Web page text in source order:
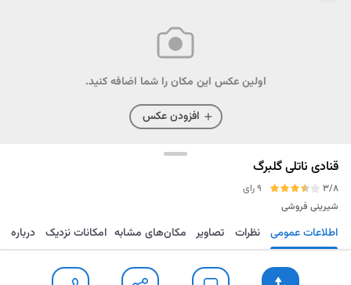
اولین عکس این مکان را شما اضافه کنید.
افزودن عکس
قنادی ناتلی گلبرگ
3/8
9 رای
شیرینی فروشی
مسیریابی ذخیره ارسال تماس اطلاعات عمومی نظرات تصاویر مکان‌های مشابه امکانات نزدیک درباره